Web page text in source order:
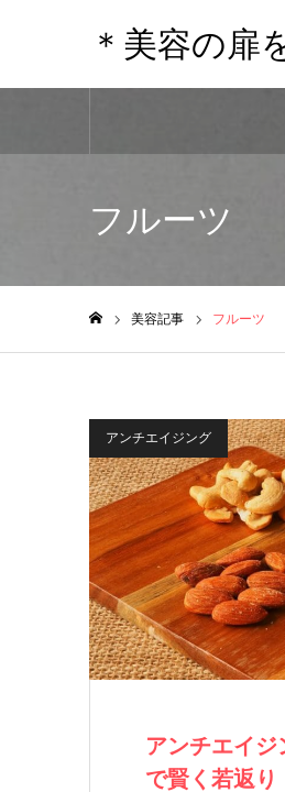
＊美容の扉
フルーツ
美容記事 フルーツ
アンチエイジング
アンチエイ
で賢く若返り